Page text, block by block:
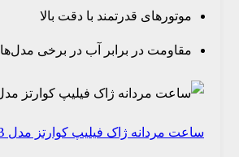
موتورهای قدرتمند با دقت بالا
مقاومت در برابر آب در برخی مدل‌ها
ساعت مردانه ژاک فیلیپ کوارتز مدل JPQGS4213X6LB